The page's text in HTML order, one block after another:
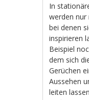
In
werden nur
bei denen
inspirieren
Beispiel
dem sich
Gerüchen
Aussehen
leiten